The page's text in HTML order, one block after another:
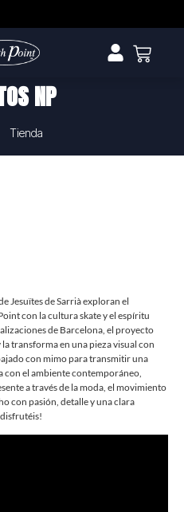
NP
Tienda
Jesuïtes de Sarrià exploran el
con la cultura skate y el espíritu
de Barcelona, el proyecto
transforma en una pieza visual con
con mimo para transmitir una
con el ambiente contemporáneo,
a través de la moda, el movimiento
con pasión, detalle y una clara